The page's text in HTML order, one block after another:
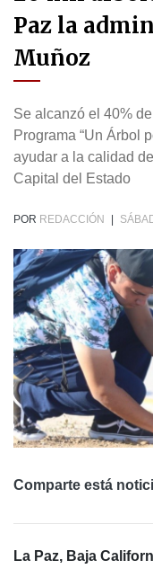
Paz la
Muñoz
Se alcanzó el 40%
Programa “Un Árbol
ayudar a la calidad
Capital del Estado
POR REDACCIÓN
Comparte está
La Paz, Baja